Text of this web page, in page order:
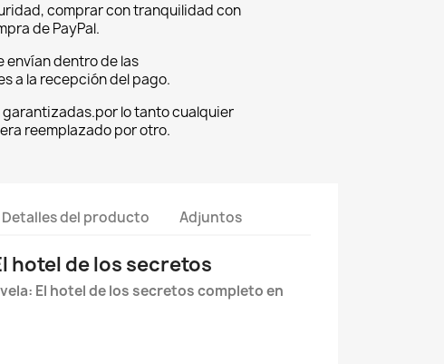
comprar con tranquilidad con
de PayPal.
envían dentro de las
a la recepción del pago.
garantizadas.por lo tanto cualquier
reemplazado por otro.
Detalles del producto Adjuntos
hotel de los secretos
El hotel de los secretos completo en